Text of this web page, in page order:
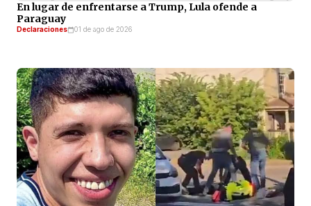
En lugar de enfrentarse a Trump, Lula ofende a
Paraguay
Declaraciones 01 de ago de 2026